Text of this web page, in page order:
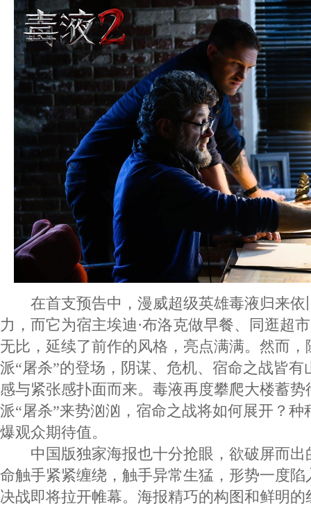
在首支预告中，漫威超级英雄毒液归来依
力，而它为宿主埃迪·布洛克做早餐、同逛超
无比，延续了前作的风格，亮点满满。然而
派“屠杀”的登场，阴谋、危机、宿命之战皆
感与紧张感扑面而来。毒液再度攀爬大楼蓄
派“屠杀”来势汹汹，宿命之战将如何展开？
爆观众期待值。
中国版独家海报也十分抢眼，欲破屏而出
命触手紧紧缠绕，触手异常生猛，形势一度
决战即将拉开帷幕。海报精巧的构图和鲜明